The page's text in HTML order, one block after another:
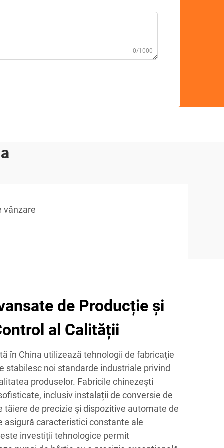
0/1000
vânzare
de Producție și
al Calității
în China utilizează tehnologii de fabricație
stabilesc noi standarde industriale privind
produselor. Fabricile chinezești
inclusiv instalații de conversie de
tăiere de precizie și dispozitive automate de
asigură caracteristici constante ale
investiții tehnologice permit